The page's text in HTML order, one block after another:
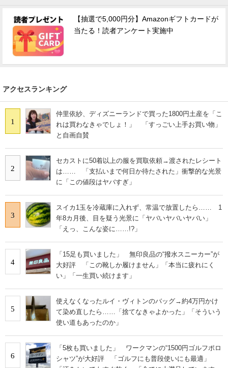
【抽選で5,000円分】Amazonギフトカードが
当たる！読者アンケート実施中
アクセスランキング
1
仲里依紗、ディズニーランドで買った1800円土産を「こ
れは買わなきゃでしょ！」 「すっごい上手お買い物」
と自画自賛
2
セカストに50着以上の服を買取依頼→渡されたレシート
は…… 「支払いまで何日か待たされた」衝撃的な光景
に「この値段はヤバすぎ」
3
スイカ1玉を冷蔵庫に入れず、常温で放置したら…… 1
年8カ月後、目を疑う光景に「ヤバいヤバいヤバい」
「えっ、こんな姿に……!?」
4
「15足も買いました」 無印良品の“撥水スニーカー”が
大好評 「この靴しか履けません」「本当に疲れにく
い」「一生買い続けます」
5
使えなくなったルイ・ヴィトンのバッグ→約4万円かけ
て染め直したら……「捨てなきゃよかった」「そういう
使い道もあったのか」
6
「5枚も買いました」 ワークマンの“1500円ゴルフポロ
シャツ”が大好評 「ゴルフにも普段使いにも最適」